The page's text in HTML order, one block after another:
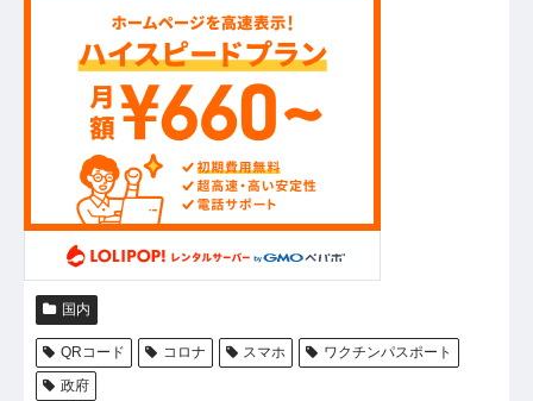
国内
QRコード コロナ スマホ
ワクチンパスポート
政府